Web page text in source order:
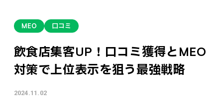
MEO 口コミ
飲食店集客UP！口コミ獲得とMEO
対策で上位表示を狙う最強戦略
2024.11.02